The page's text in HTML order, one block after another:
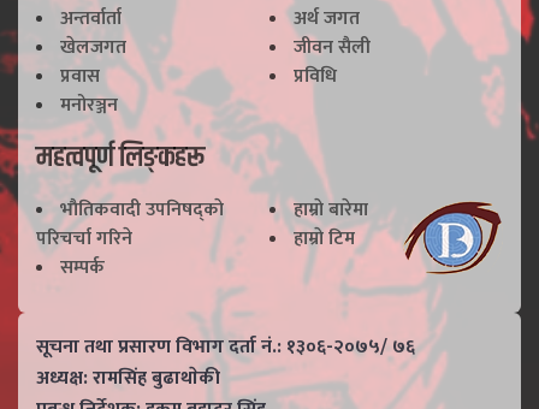
अन्तर्वार्ता
अर्थ जगत
खेलजगत
जीवन सैली
प्रवास
प्रविधि
मनोरञ्जन
महत्वपूर्ण लिङ्कहरू
भाैतिकवादी उपनिषद्काे
परिचर्चा गरिने
हाम्राे बारेमा
हाम्राे टिम
सम्पर्क
सूचना तथा प्रसारण विभाग दर्ता नं.: १३०६-२०७५/ ७६
अध्यक्ष: रामसिंह बुढाथाेकी